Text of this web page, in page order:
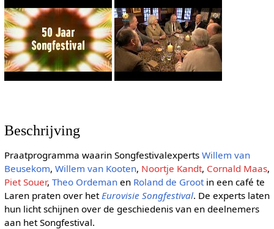
Beschrijving
Praatprogramma waarin Songfestivalexperts Willem van
Beusekom, Willem van Kooten, Noortje Kandt, Cornald Maas,
Piet Souer, Theo Ordemanen Roland de Grootin een café te
Laren praten over het Eurovisie Songfestival. De experts laten
hun licht schijnen over de geschiedenis van en deelnemers
aan het Songfestival.